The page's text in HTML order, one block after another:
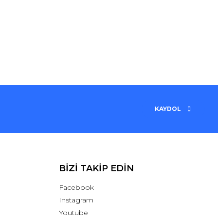
KAYDOL
BİZİ TAKİP EDİN
Facebook
Instagram
Youtube